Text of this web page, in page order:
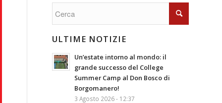
ULTIME NOTIZIE
Un’estate intorno al mondo: il
grande successo del College
Summer Camp al Don Bosco di
Borgomanero!
3 Agosto 2026 - 12:37